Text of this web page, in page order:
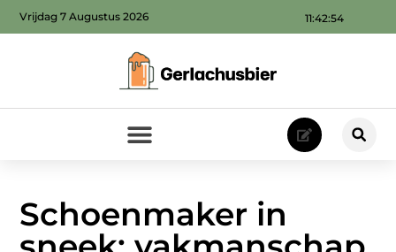
11:42:56
Vrijdag 7 Augustus 2026
Schoenmaker in